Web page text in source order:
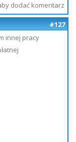
dodać komentarz
#127
innej pracy